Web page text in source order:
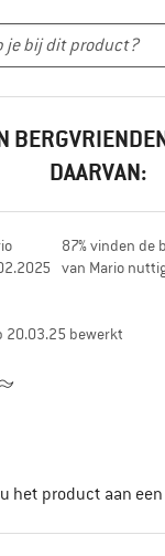
DAARVAN:
87% vinden de
van Mario
20.03.25 bewerkt
het product aan